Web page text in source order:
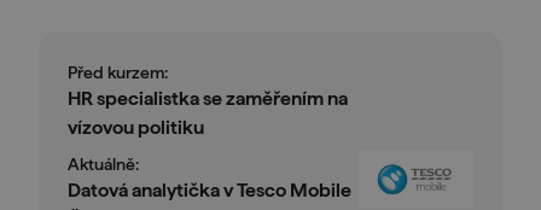
Před kurzem:
HR specialistka se zaměřením na
vízovou politiku
Aktuálně:
Datová analytička v Tesco Mobile